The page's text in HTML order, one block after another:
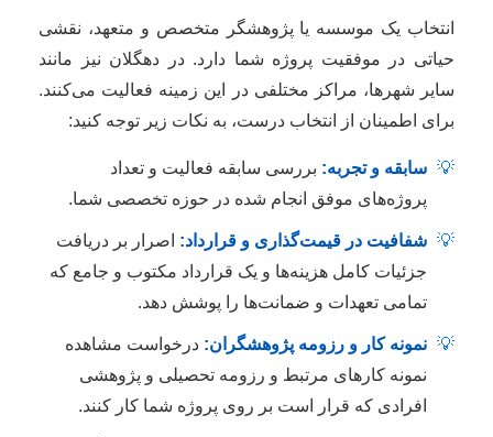
انتخاب یک موسسه یا پژوهشگر متخصص و متعهد، نقشی
حیاتی در موفقیت پروژه شما دارد. در دهگلان نیز مانند
سایر شهرها، مراکز مختلفی در این زمینه فعالیت می‌کنند.
برای اطمینان از انتخاب درست، به نکات زیر توجه کنید:
💡 سابقه و تجربه: بررسی سابقه فعالیت و تعداد
پروژه‌های موفق انجام شده در حوزه تخصصی شما.
💡 شفافیت در قیمت‌گذاری و قرارداد: اصرار بر دریافت
جزئیات کامل هزینه‌ها و یک قرارداد مکتوب و جامع که
تمامی تعهدات و ضمانت‌ها را پوشش دهد.
💡 نمونه کار و رزومه پژوهشگران: درخواست مشاهده
نمونه کارهای مرتبط و رزومه تحصیلی و پژوهشی
افرادی که قرار است بر روی پروژه شما کار کنند.